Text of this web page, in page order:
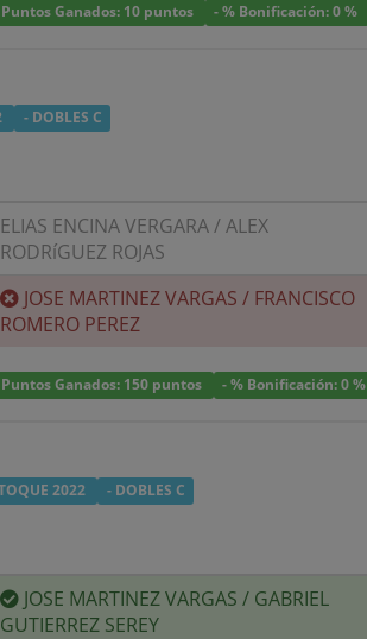
Ganados: 10 puntos - % Bonificación: 0 %
- DOBLES C
ELIAS ENCINA VERGARA/ALEX
RODRíGUEZ ROJAS
JOSE MARTINEZ VARGAS / FRANCISCO
ROMERO PEREZ
Ganados: 150 puntos - % Bonificación: 0 %
2022 - DOBLES C
JOSE MARTINEZ VARGAS / GABRIEL
GUTIERREZ SEREY